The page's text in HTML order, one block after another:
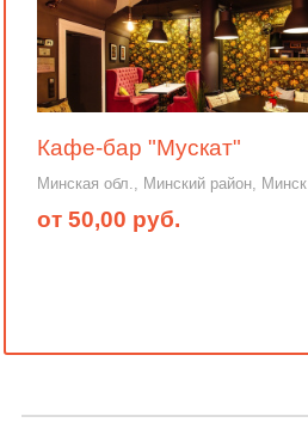
Кафе-бар "Мускат"
Минская обл., Минский район, Минск
от 50,00 руб.